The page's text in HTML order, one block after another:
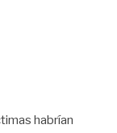
habrían